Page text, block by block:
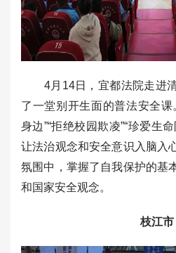
4月14日，宜都法院走进清
了一堂别开生面的普法安全课
身边”“拒绝校园欺凌”“珍爱生
让法治观念和安全意识入脑入
氛围中，掌握了自我保护的基
和国家安全观念。
枝江市